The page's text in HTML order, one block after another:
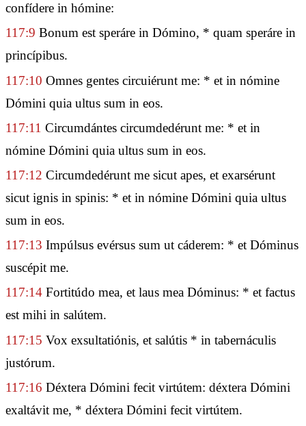
confídere in hómine:
117:9 Bonum est speráre in Dómino, * quam speráre in
princípibus.
117:10 Omnes gentes circuiérunt me: * et in nómine
Dómini quia ultus sum in eos.
117:11 Circumdántes circumdedérunt me: * et in
nómine Dómini quia ultus sum in eos.
117:12 Circumdedérunt me sicut apes, et exarsérunt
sicut ignis in spinis: * et in nómine Dómini quia ultus
sum in eos.
117:13 Impúlsus evérsus sum ut cáderem: * et Dóminus
suscépit me.
117:14 Fortitúdo mea, et laus mea Dóminus: * et factus
est mihi in salútem.
117:15 Vox exsultatiónis, et salútis * in tabernáculis
justórum.
117:16 Déxtera Dómini fecit virtútem: déxtera Dómini
exaltávit me, * déxtera Dómini fecit virtútem.